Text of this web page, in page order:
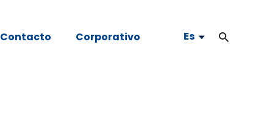
Contacto Corporativo Es